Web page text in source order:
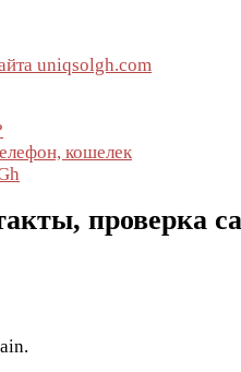
uniqsolgh.com
кошелек
проверка